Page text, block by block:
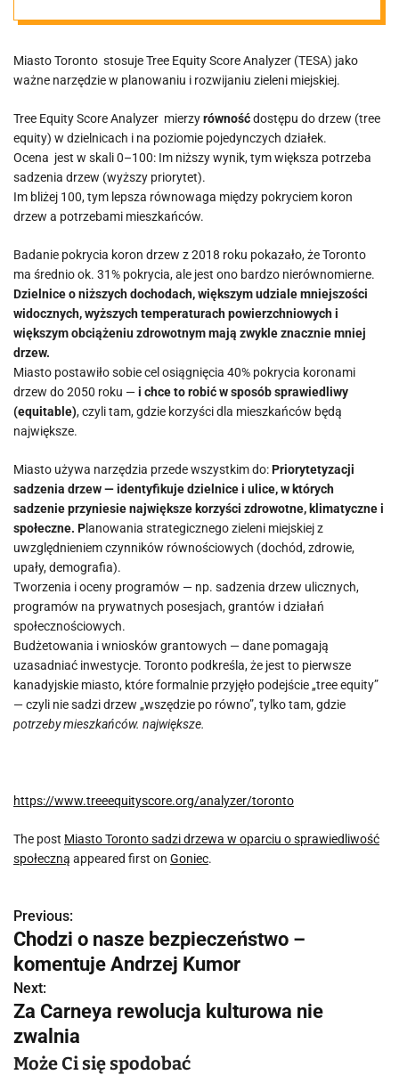
społeczną
Miasto Toronto stosuje Tree Equity Score Analyzer (TESA) jako
ważne narzędzie w planowaniu i rozwijaniu zieleni miejskiej.
Tree Equity Score Analyzer mierzyrównośćdostępu do drzew (tree
equity) w dzielnicach i na poziomie pojedynczych działek.
Ocena jest w skali 0–100: Im niższy wynik, tym większa potrzeba
sadzenia drzew (wyższy priorytet).
Im bliżej 100, tym lepsza równowaga między pokryciem koron
drzew a potrzebami mieszkańców.
Badanie pokrycia koron drzew z 2018 roku pokazało, że Toronto
ma średnio ok. 31% pokrycia, ale jest ono bardzo nierównomierne.
Dzielnice o niższych dochodach, większym udziale mniejszości
widocznych, wyższych temperaturach powierzchniowych i
większym obciążeniu zdrowotnym mają zwykle znacznie mniej
drzew.
Miasto postawiło sobie cel osiągnięcia 40% pokrycia koronami
drzew do 2050 roku —i chce to robić w sposób sprawiedliwy
(equitable), czyli tam, gdzie korzyści dla mieszkańców będą
największe.
Miasto używa narzędzia przede wszystkim do:Priorytetyzacji
sadzenia drzew — identyfikuje dzielnice i ulice, w których
sadzenie przyniesie największe korzyści zdrowotne, klimatyczne i
społeczne. Planowania strategicznego zieleni miejskiej z
uwzględnieniem czynników równościowych (dochód, zdrowie,
upały, demografia).
Tworzenia i oceny programów — np. sadzenia drzew ulicznych,
programów na prywatnych posesjach, grantów i działań
społecznościowych.
Budżetowania i wniosków grantowych — dane pomagają
uzasadniać inwestycje. Toronto podkreśla, że jest to pierwsze
kanadyjskie miasto, które formalnie przyjęło podejście „tree equity”
— czyli nie sadzi drzew „wszędzie po równo”, tylko tam, gdzie
potrzeby mieszkańców. największe.
https://www.treeequityscore.org/analyzer/toronto
The post Miasto Toronto sadzi drzewa w oparciu o sprawiedliwość
społeczną appeared first on Goniec.
N
a
w
i
g
Previous:
Chodzi o nasze bezpieczeństwo –
komentuje Andrzej Kumor
Next:
Za Carneya rewolucja kulturowa nie
zwalnia
Może Ci się spodobać